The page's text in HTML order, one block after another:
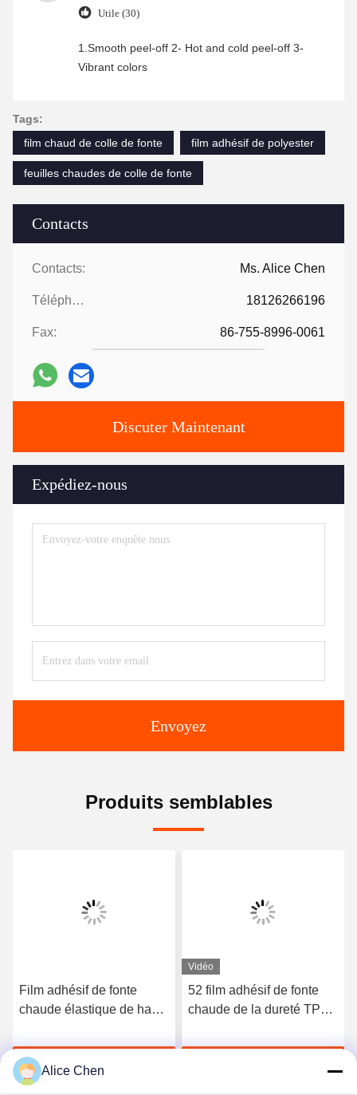
Contacts
Contacts: Ms. Alice Chen
Téléphone: 18126266196
Fax: 86-755-8996-0061
Discuter Maintenant
Expédiez-nous
Envoyez
Utile (30)
1.Smooth peel-off 2- Hot and cold peel-off 3-
Vibrant colors
Tags:
film chaud de colle de fonte
film adhésif de polyester
feuilles chaudes de colle de fonte
Produits semblables
Film adhésif de fonte
chaude élastique de haute
3412
Discuter Maintenant
Vidéo
52 film adhésif de fonte
chaude de la dureté TPU
vêtements sans couture
Alice Chen